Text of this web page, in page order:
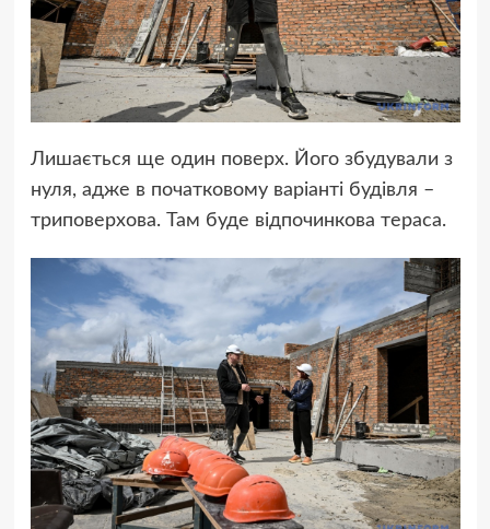
Лишається ще один поверх. Його збудували з
нуля, адже в початковому варіанті будівля –
триповерхова. Там буде відпочинкова тераса.